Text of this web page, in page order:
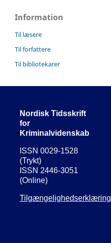
Information
Til læsere
Til forfattere
Til bibliotekarer
Nordisk Tidsskrift
for
Kriminalvidenskab
ISSN 0029-1528
(Trykt)
ISSN 2446-3051
(Online)
Tilgængelighedserklæring